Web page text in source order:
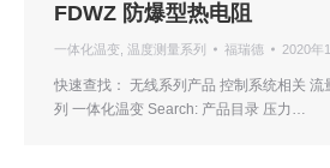
FDWZ 防爆型热电阻
一体化温变 温度测量系列 福瑞德 2020年
快速查找： 无线系列产品 控制系统相关
列 一体化温变 Search: 产品目录 压力…